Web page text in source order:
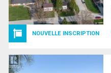
NOUVELLE INSCRIPTION